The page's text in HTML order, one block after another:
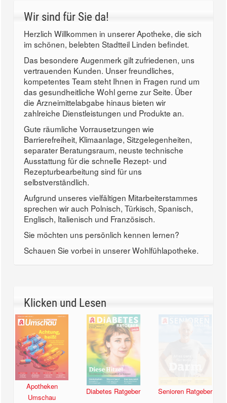
Wir sind für Sie da!
Herzlich Willkommen in unserer Apotheke, die sich
im schönen, belebten Stadtteil Linden befindet.
Das besondere Augenmerk gilt zufriedenen, uns
vertrauenden Kunden. Unser freundliches,
kompetentes Team steht Ihnen in Fragen rund um
das gesundheitliche Wohl gerne zur Seite. Über
die Arzneimittelabgabe hinaus bieten wir
zahlreiche Dienstleistungen und Produkte an.
Gute räumliche Vorrausetzungen wie
Barrierefreiheit, Klimaanlage, Sitzgelegenheiten,
separater Beratungsraum, neuste technische
Ausstattung für die schnelle Rezept- und
Rezepturbearbeitung sind für uns
selbstverständlich.
Aufgrund unseres vielfältigen Mitarbeiterstammes
sprechen wir auch Polnisch, Türkisch, Spanisch,
Englisch, Italienisch und Französisch.
Sie möchten uns persönlich kennen lernen?
Schauen Sie vorbei in unserer Wohlfühlapotheke.
Klicken und Lesen
Apotheken
Umschau
Diabetes Ratgeber Senioren Ratgeber